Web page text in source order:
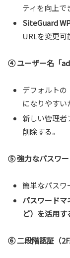
ティを向上で
SiteGuard
URLを変更可
④ ユーザー名「
デフォルト
になりやすい
新しい管理
削除する。
⑤ 強力なパスワー
簡単なパスワ
パスワード
ど）を活用す
⑥ 二段階認証（